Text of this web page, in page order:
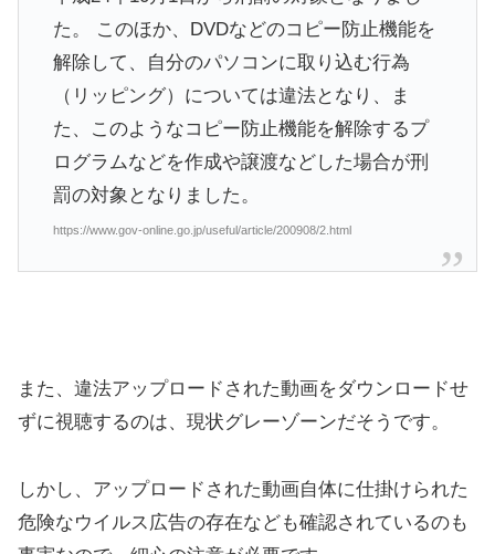
た。 このほか、DVDなどのコピー防止機能を
解除して、自分のパソコンに取り込む行為
（リッピング）については違法となり、ま
た、このようなコピー防止機能を解除するプ
ログラムなどを作成や譲渡などした場合が刑
罰の対象となりました。
https://www.gov-online.go.jp/useful/article/200908/2.html
また、違法アップロードされた動画をダウンロードせ
ずに視聴するのは、現状グレーゾーンだそうです。
しかし、アップロードされた動画自体に仕掛けられた
危険なウイルス広告の存在なども確認されているのも